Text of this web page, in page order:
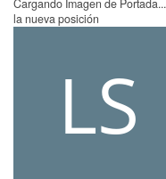
la nueva posición